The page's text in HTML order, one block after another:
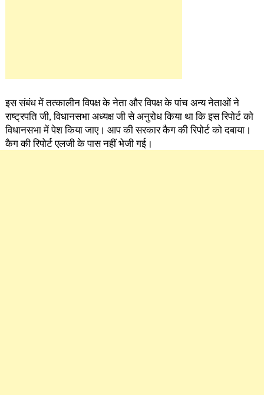
इस संबंध में तत्कालीन विपक्ष के नेता और विपक्ष के पांच अन्य नेताओं ने
राष्ट्रपति जी, विधानसभा अध्यक्ष जी से अनुरोध किया था कि इस रिपोर्ट को
विधानसभा में पेश किया जाए। आप की सरकार कैग की रिपोर्ट को दबाया।
कैग की रिपोर्ट एलजी के पास नहीं भेजी गई।